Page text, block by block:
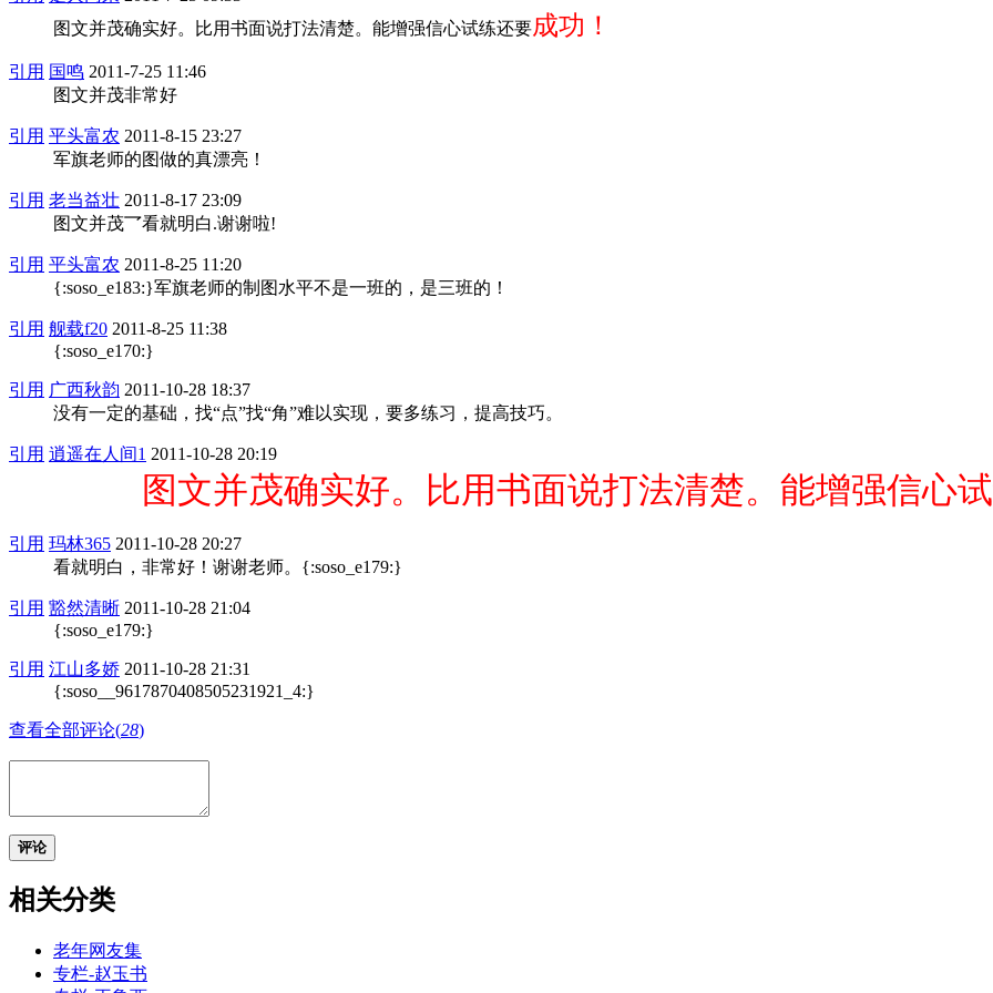
图文并茂确实好。比用书面说打法清楚。能增强信心试练还要成功！
引用 国鸣 2011-7-25 11:46
图文并茂非常好
引用 平头富农 2011-8-15 23:27
军旗老师的图做的真漂亮！
引用 老当益壮 2011-8-17 23:09
图文并茂乛看就明白.谢谢啦!
引用 平头富农 2011-8-25 11:20
{:soso_e183:}军旗老师的制图水平不是一班的，是三班的！
引用 舰载f20 2011-8-25 11:38
{:soso_e170:}
引用 广西秋韵 2011-10-28 18:37
没有一定的基础，找“点”找“角”难以实现，要多练习，提高技巧。
引用 逍遥在人间1 2011-10-28 20:19
图文并茂确实好。比用书面说打法清楚。能增强信心
引用 玛林365 2011-10-28 20:27
看就明白，非常好！谢谢老师。{:soso_e179:}
引用 豁然清晰 2011-10-28 21:04
{:soso_e179:}
引用 江山多娇 2011-10-28 21:31
{:soso__9617870408505231921_4:}
查看全部评论(28)
评论
相关分类
老年网友集
专栏-赵玉书